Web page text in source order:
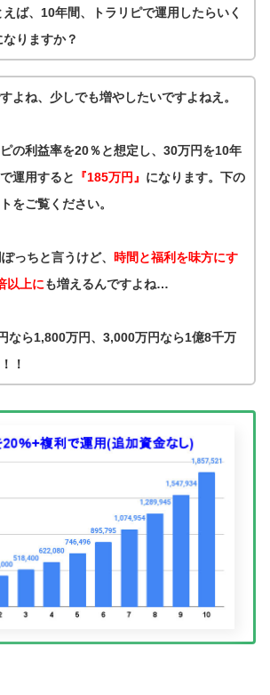
えば、10年間、トラリピで運用したらいく
なりますか？
よね、少しでも増やしたいですよねえ。
ピの利益率を20％と想定し、30万円を10年
運用すると 『185万円』 になります。下の
をご覧ください。
っちと言うけど、 時間と福利を味方にす
以上にも増えるんですよね…
なら1,800万円、3,000万円なら1億8千万
！